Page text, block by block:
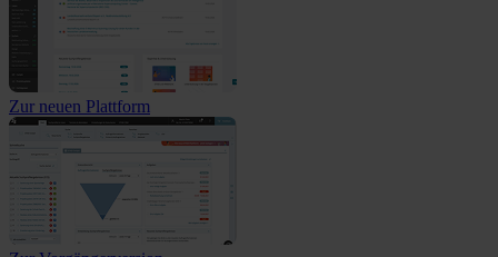
Zur neuen Plattform